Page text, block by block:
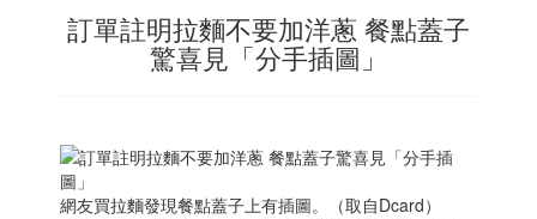
訂單註明拉麵不要加洋蔥 餐點蓋子
驚喜見「分手插圖」
網友買拉麵發現餐點蓋子上有插圖。（取自Dcard）